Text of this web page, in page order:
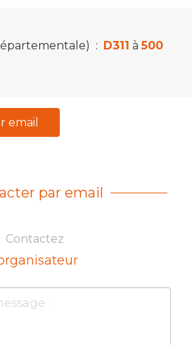
: D311 à500
email
par email
Contactez